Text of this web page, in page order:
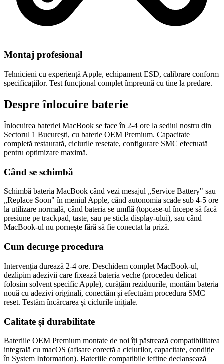
Montaj profesional
Tehnicieni cu experiență Apple, echipament ESD, calibrare conform
specificațiilor. Test funcțional complet împreună cu tine la predare.
Despre înlocuire baterie
Înlocuirea bateriei MacBook se face în 2-4 ore la sediul nostru din
Sectorul 1 București, cu baterie OEM Premium. Capacitate
completă restaurată, ciclurile resetate, configurare SMC efectuată
pentru optimizare maximă.
Când se schimbă
Schimbă bateria MacBook când vezi mesajul „Service Battery" sau
„Replace Soon" în meniul Apple, când autonomia scade sub 4-5 ore
la utilizare normală, când bateria se umflă (topcase-ul începe să facă
presiune pe trackpad, taste, sau pe sticla display-ului), sau când
MacBook-ul nu pornește fără să fie conectat la priză.
Cum decurge procedura
Intervenția durează 2-4 ore. Deschidem complet MacBook-ul,
dezlipim adezivii care fixează bateria veche (procedeu delicat —
folosim solvent specific Apple), curățăm reziduurile, montăm bateria
nouă cu adezivi originali, conectăm și efectuăm procedura SMC
reset. Testăm încărcarea și ciclurile inițiale.
Calitate și durabilitate
Bateriile OEM Premium montate de noi îți păstrează compatibilitatea
integrală cu macOS (afișare corectă a ciclurilor, capacitate, condiție
în System Information). Bateriile compatibile ieftine declanșează